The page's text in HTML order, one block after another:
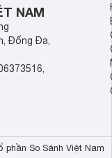
NAM
Đống Đa,
So Sánh Việt Nam